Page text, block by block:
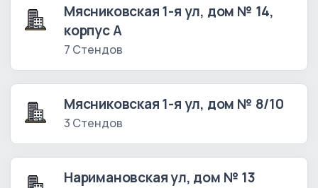
Мясниковская 1-я ул, дом № 14,
корпус А
7 Стендов
Мясниковская 1-я ул, дом № 8/10
3 Стендов
Наримановская ул, дом № 13